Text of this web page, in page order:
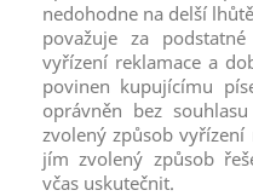
nedohodne na delší
považuje za
vyřízení reklamace a
povinen kupujícímu
oprávněn bez
zvolený způsob
jím zvolený způsob
včas uskutečnit.